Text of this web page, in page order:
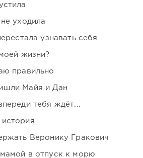
уходила
узнавать себя
жизни?
правильно
Майя и Дан
тебя ждёт...
Веронику Гракович
в отпуск к морю